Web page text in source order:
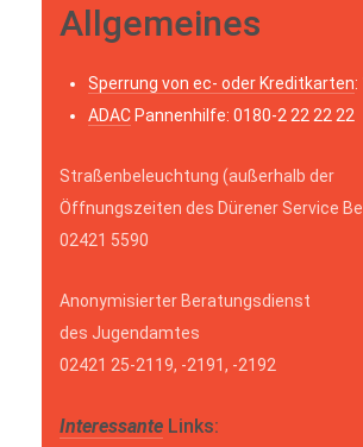
Allgemeines
Sperrung von ec- oder Kreditkarten
ADAC Pannenhilfe: 0180-2 22 22 22
Straßenbeleuchtung (außerhalb der
Öffnungszeiten des Dürener Service
02421 5590
Anonymisierter Beratungsdienst
des Jugendamtes
02421 25-2119, -2191, -2192
Interessante Links: